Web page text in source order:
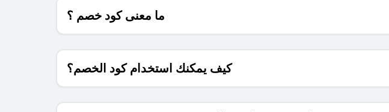
ما معنى كود خصم ؟
كيف يمكنك استخدام كود الخصم؟